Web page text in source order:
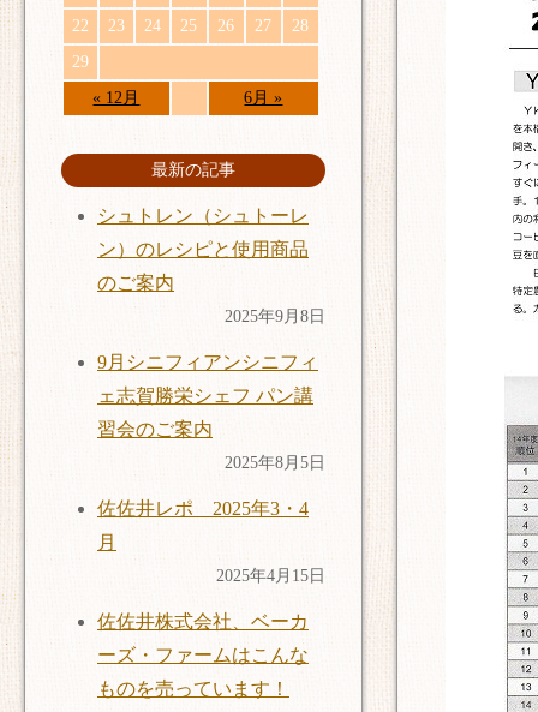
« 12月 6月 »
22
23 24 25 26 27
28
29
最新の記事
シュトレン（シュトーレ
ン）のレシピと使用商品
のご案内
2025年9月8日
9月シニフィアンシニフィ
ェ志賀勝栄シェフ パン講
習会のご案内
2025年8月5日
佐佐井レポ 2025年3・4
月
2025年4月15日
佐佐井株式会社、ベーカ
ーズ・ファームはこんな
ものを売っています！